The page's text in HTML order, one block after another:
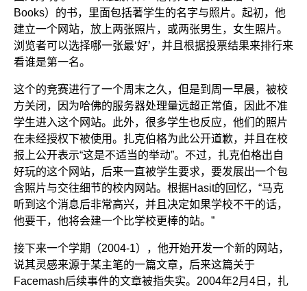
Books）的书，里面包括著学生的名字与照片。起初，他
建立一个网站，放上两张照片，或两张男生，女生照片。
浏览者可以选择哪一张最‘好’，并且根据投票结果来排行来
看谁是第一名。
这个的竞赛进行了一个周末之久，但是到周一早晨，被校
方关闭，因为哈佛的服务器处理量远超正常值，因此不准
学生进入这个网站。此外，很多学生也反应，他们的照片
在未经授权下被使用。扎克伯格为此公开道歉，并且在校
报上公开表示“这是不适当的举动”。不过，扎克伯格出自
好玩的这个网站，后来一直被学生要求，要发展出一个包
含照片与交往细节的校内网站。根据Hasit的回忆，“马克
听到这个消息后非常高兴，并且决定如果学校不干的话，
他要干，他将会建一个比学校更棒的站。”
接下来一个学期（2004-1），他开始开发一个新的网站，
说其灵感来源于某主笔的一篇文章，后来这篇关于
Facemash后续事件的文章被指失实。2004年2月4日，扎